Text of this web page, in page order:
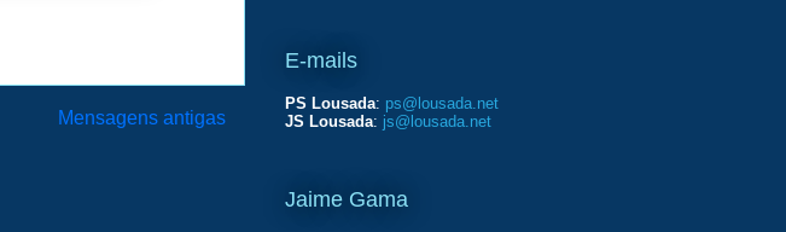
Mensagens antigas
E-mails
PS Lousada: ps@lousada.net
JS Lousada: js@lousada.net
Jaime Gama